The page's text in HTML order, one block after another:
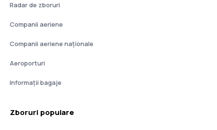
Radar de zboruri
Companii aeriene
Companii aeriene naţionale
Aeroporturi
Informații bagaje
Zboruri populare